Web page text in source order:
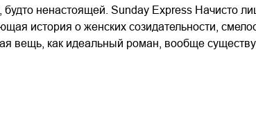
ненастоящей. Sunday Express Начисто
история о женских созидательности,
вещь, как идеальный роман, вообще